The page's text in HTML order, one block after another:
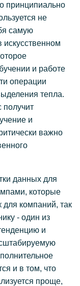
принципиально
не
самую
искусственном
и работе
операции
тепла.
получит
и
важно
данных для
которые
для компаний, так
- один из
и
и в том, что
проще,